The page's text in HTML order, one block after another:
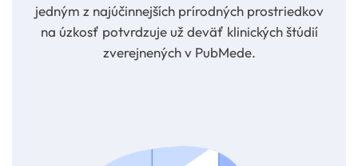
jedným z najúčinnejších prírodných prostriedkov
na úzkosť potvrdzuje už deväť klinických štúdií
zverejnených v PubMede.